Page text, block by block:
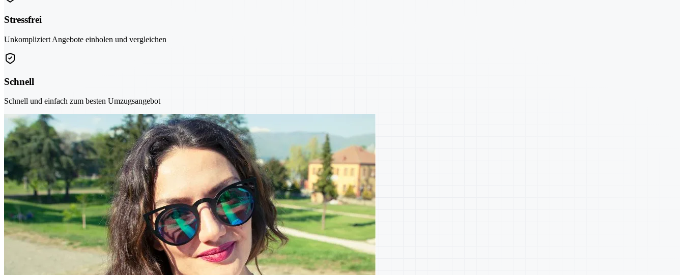
Stressfrei
Unkompliziert Angebote einholen und vergleichen
Schnell
Schnell und einfach zum besten Umzugsangebot